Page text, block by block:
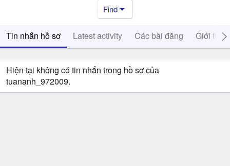
Find
Tin nhắn hồ sơ Latest activity Các bài đăng Giới thiệu
Hiện tại không có tin nhắn trong hồ sơ của
tuananh_972009.